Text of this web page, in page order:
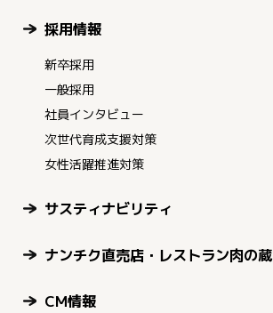
採用情報
新卒採用
一般採用
社員インタビュー
次世代育成支援対策
女性活躍推進対策
サスティナビリティ
ナンチク直売店・レストラン肉の蔵
CM情報